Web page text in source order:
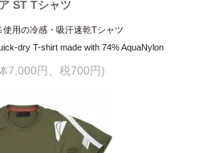
ST Tシャツ
使用の冷感・吸汗速乾Tシャツ
dry T-shirt made with 74% AquaNylon
7,000円、税700円)